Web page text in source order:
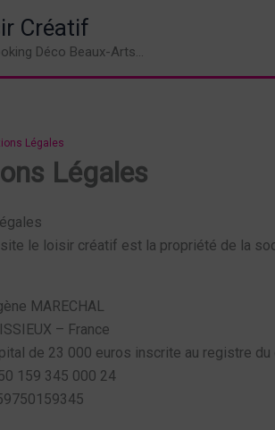
Créatif
Déco Beaux-Arts...
Légales
Légales
le loisir créatif est la propriété de la
MARECHAL
– France
de 23 000 euros inscrite au registre du
159 345 000 24